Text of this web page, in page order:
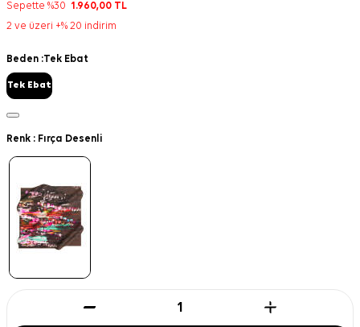
Sepette %30 1.960,00 TL
2 ve üzeri +% 20 indirim
Beden :Tek Ebat
Tek Ebat
Renk : Fırça Desenli